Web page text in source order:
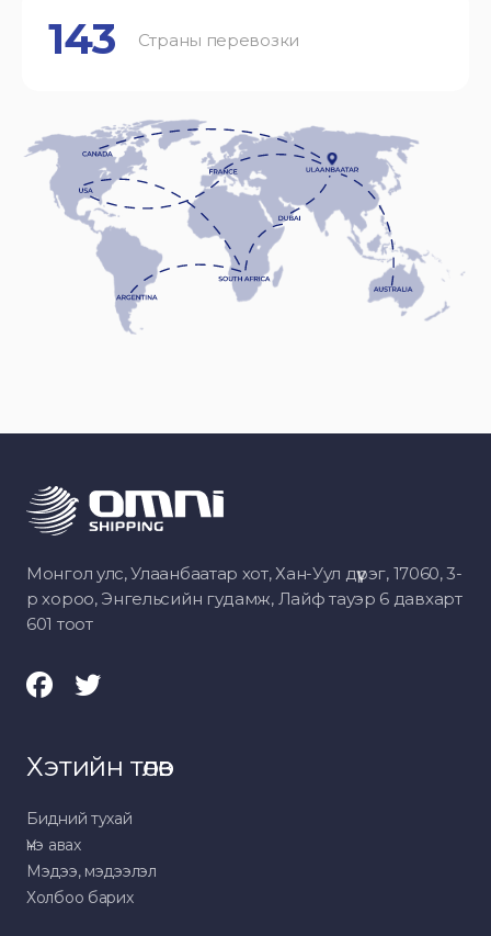
143 Страны перевозки
Монгол улс, Улаанбаатар хот, Хан-Уул дүүрэг, 17060, 3-
р хороо, Энгельсийн гудамж, Лайф тауэр 6 давхарт
601 тоот
Хэтийн төлөв
Бидний тухай
Үнэ авах
Мэдээ, мэдээлэл
Холбоо барих